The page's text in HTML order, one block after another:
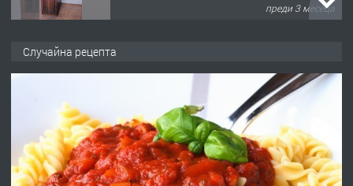
преди 3 месеца
преди 10 месеца
ПРЕДЛАГА
Професионална броячна машина -
със сертификат от ЕЦБ
Случайна рецепта